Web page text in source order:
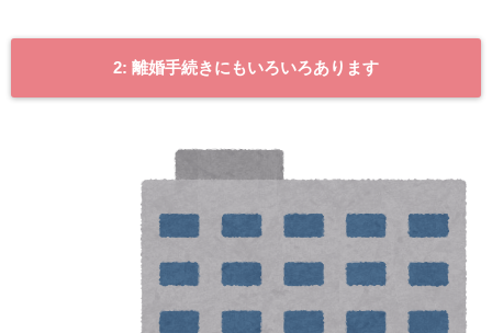
2: 離婚手続きにもいろいろあります